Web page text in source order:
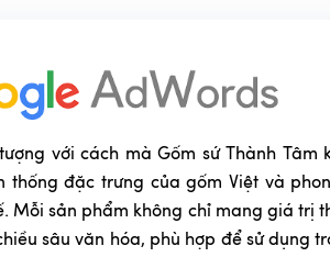
tượng với cách mà Gốm sứ Thành Tâm
thống đặc trưng của gốm Việt và
Mỗi sản phẩm không chỉ mang giá trị
sâu văn hóa, phù hợp để sử dụng